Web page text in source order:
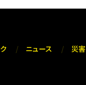
ニュース 災害